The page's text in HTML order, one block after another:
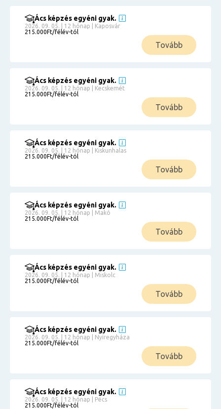
Ács képzés egyéni gyak.
2026. 09. 05. | 12 hónap | Kaposvár
215.000Ft/félév-tól
Tovább
Ács képzés egyéni gyak.
2026. 09. 05. | 12 hónap | Kecskemét
215.000Ft/félév-tól
Tovább
Ács képzés egyéni gyak.
2026. 09. 05. | 12 hónap | Kiskunhalas
215.000Ft/félév-tól
Tovább
Ács képzés egyéni gyak.
2026. 09. 05. | 12 hónap | Makó
215.000Ft/félév-tól
Tovább
Ács képzés egyéni gyak.
2026. 09. 05. | 12 hónap | Miskolc
215.000Ft/félév-tól
Tovább
Ács képzés egyéni gyak.
2026. 09. 05. | 12 hónap | Nyíregyháza
215.000Ft/félév-tól
Tovább
Ács képzés egyéni gyak.
2026. 09. 05. | 12 hónap | Pécs
215.000Ft/félév-tól